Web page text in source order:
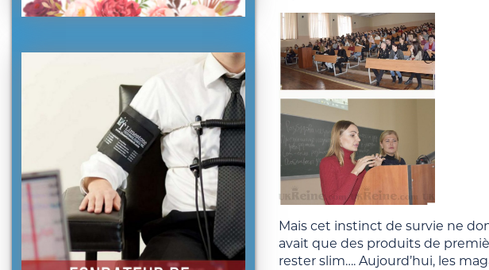
Mais cet instinct de survie ne
avait que des produits de
rester slim…. Aujourd’hui, les